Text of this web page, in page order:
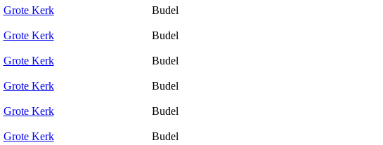
Grote Kerk Budel
Grote Kerk Budel
Grote Kerk Budel
Grote Kerk Budel
Grote Kerk Budel
Grote Kerk Budel